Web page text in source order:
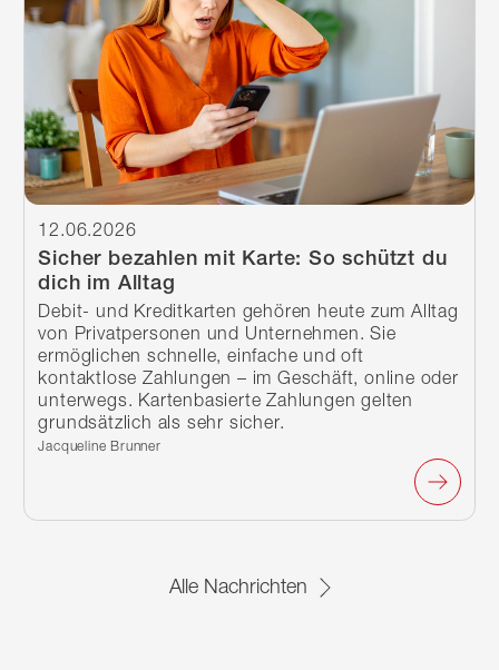
Sicher bezahlen mit Karte: So schützt du
dich im Alltag
12.06.2026
Debit- und Kreditkarten gehören heute zum Alltag
von Privatpersonen und Unternehmen. Sie
ermöglichen schnelle, einfache und oft
kontaktlose Zahlungen – im Geschäft, online oder
unterwegs. Kartenbasierte Zahlungen gelten
grundsätzlich als sehr sicher.
Verfasst von:
Jacqueline Brunner
Alle Nachrichten